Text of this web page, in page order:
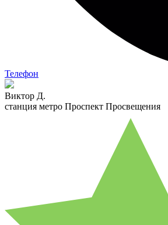
Телефон
Виктор Д.
станция метро Проспект Просвещения